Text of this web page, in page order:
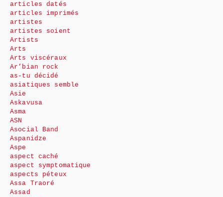
articles datés
articles imprimés
artistes
artistes soient
Artists
Arts
Arts viscéraux
Ar’bian rock
as-tu décidé
asiatiques semble
Asie
Askavusa
Asma
ASN
Asocial Band
Aspanidze
Aspe
aspect caché
aspect symptomatique
aspects péteux
Assa Traoré
Assad